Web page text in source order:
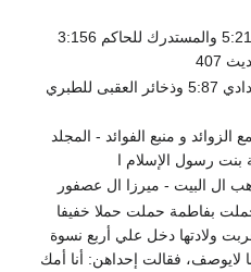
الدر المنثور للسيوطي 5:218 والمستدرك للحاكم 3:156
407
تاريخ بغداد للخطيب البغدادي 5:87 وذخائر العقبى للطبري
رقم 15197 مجمع الزوائد و منبع الفوائد - المجلد
رسول الإسلام ا
ال البيت - ميرزا ال عصفور
بفاطمة حملت حملا خفيفا
ولادتها دخل علي أربع نسوة
لايوصف، فقالت إحداهن: أنا أمك